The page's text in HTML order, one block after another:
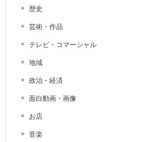
歴史
芸術・作品
テレビ・コマーシャル
地域
政治・経済
面白動画・画像
お店
音楽